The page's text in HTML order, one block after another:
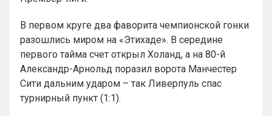
В первом круге два фаворита чемпионской гонки
разошлись миром на «Этихаде». В середине
первого тайма счет открыл Холанд, а на 80-й
Александр-Арнольд поразил ворота Манчестер
Сити дальним ударом – так Ливерпуль спас
турнирный пункт (1:1).